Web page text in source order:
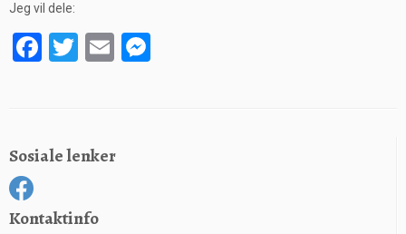
Jeg vil dele:
Facebook
Twitter
Email
Sosiale lenker
Kontaktinfo